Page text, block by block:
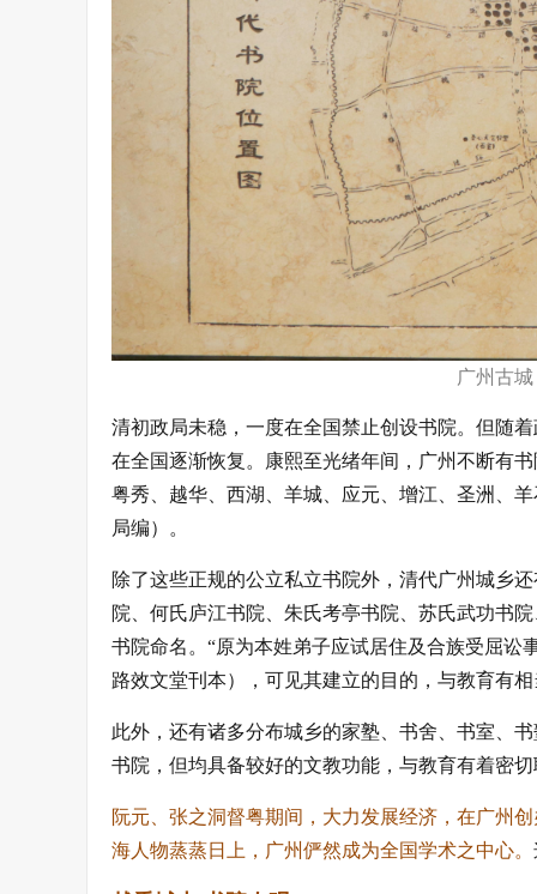
广州古
清初政局未稳，一度在全国禁止创设书院。但随
在全国逐渐恢复。康熙至光绪年间，广州不断有
粤秀、越华、西湖、羊城、应元、增江、圣洲、
局编）
。
除了这些正规的公立私立书院外，清代广州城乡
院、何氏庐江书院、朱氏考亭书院、苏氏武功书
书院命名。“原为本姓弟子应试居住及合族受屈讼
路效文堂刊本）
，可见其建立的目的，与教育有
此外，还有诸多分布城乡的家塾、书舍、书室、
书院，但均具备较好的文教功能，与教育有着密
阮元、张之洞督粤期间，大力发展经济，在广州
海人物蒸蒸日上，广州俨然成为全国学术之中心。